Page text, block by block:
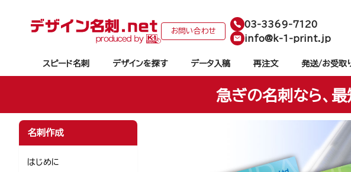
お問い合わせ
03-3369-7120
info@k-1-print.jp
スピード名刺 デザインを探す データ入稿 再注文 発送/お受取
急ぎの名刺なら、
名刺作成
はじめに